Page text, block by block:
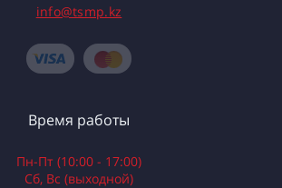
info@tsmp.kz
Время работы
Пн-Пт (10:00 - 17:00)
Сб, Вс (выходной)